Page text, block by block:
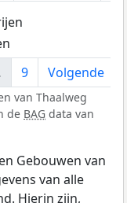
9 Volgende
van Thaalweg
de BAG data van
Gebouwen van
van alle
Hierin zijn,